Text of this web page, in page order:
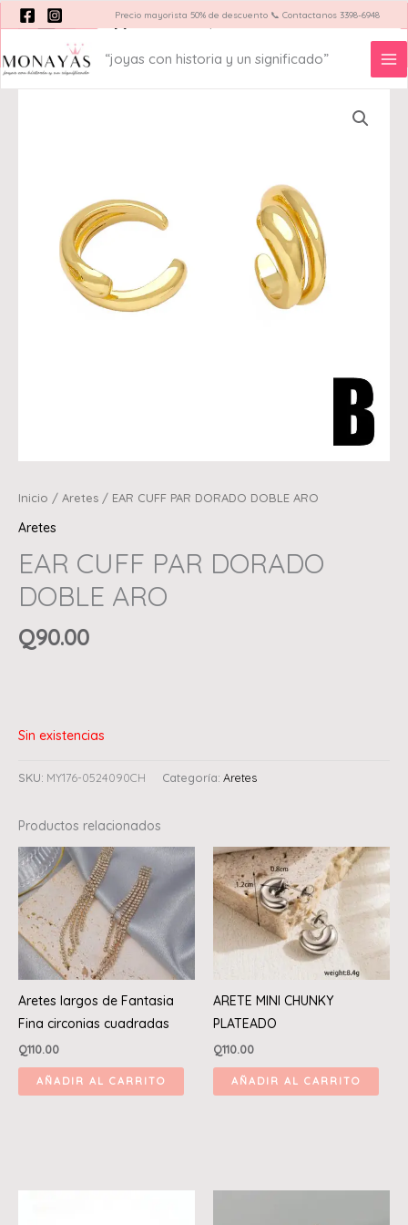
al
contenido
Precio mayorista 50% de descuento 📞 Contactanos 3398-6948
“joyas con historia y un significado”
Inicio / Aretes / EAR CUFF PAR DORADO DOBLE ARO
Aretes
EAR CUFF PAR DORADO
DOBLE ARO
Q90.00
Sin existencias
SKU: MY176-0524090CH Categoría: Aretes
Productos relacionados
Aretes largos de Fantasia
Fina circonias cuadradas
Q110.00
AÑADIR AL CARRITO
ARETE MINI CHUNKY
PLATEADO
Q110.00
AÑADIR AL CARRITO
Búsqueda
de